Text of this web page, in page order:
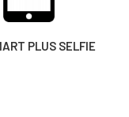
PLUS SELFIE